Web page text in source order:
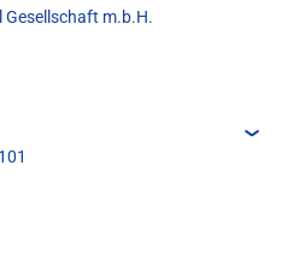
Gesellschaft m.b.H.